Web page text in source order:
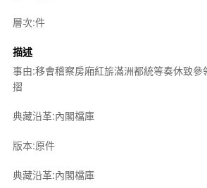
層次:件
描述
事由:移會稽察房廂紅旂滿洲都統等奏休致
摺
典藏沿革:內閣檔庫
版本:原件
典藏沿革:內閣檔庫